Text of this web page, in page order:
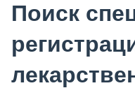
Поиск